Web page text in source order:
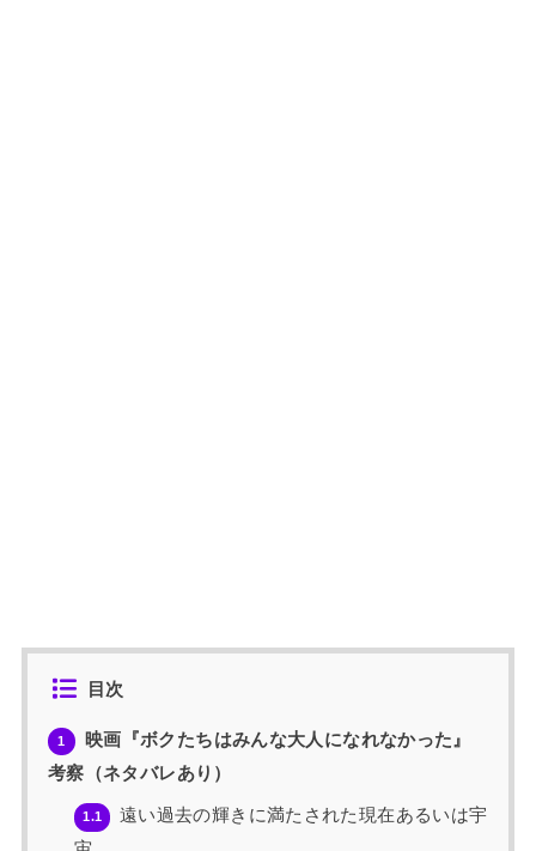
目次
1
映画『ボクたちはみんな大人になれなかった』
考察（ネタバレあり）
1.1
遠い過去の輝きに満たされた現在あるいは宇